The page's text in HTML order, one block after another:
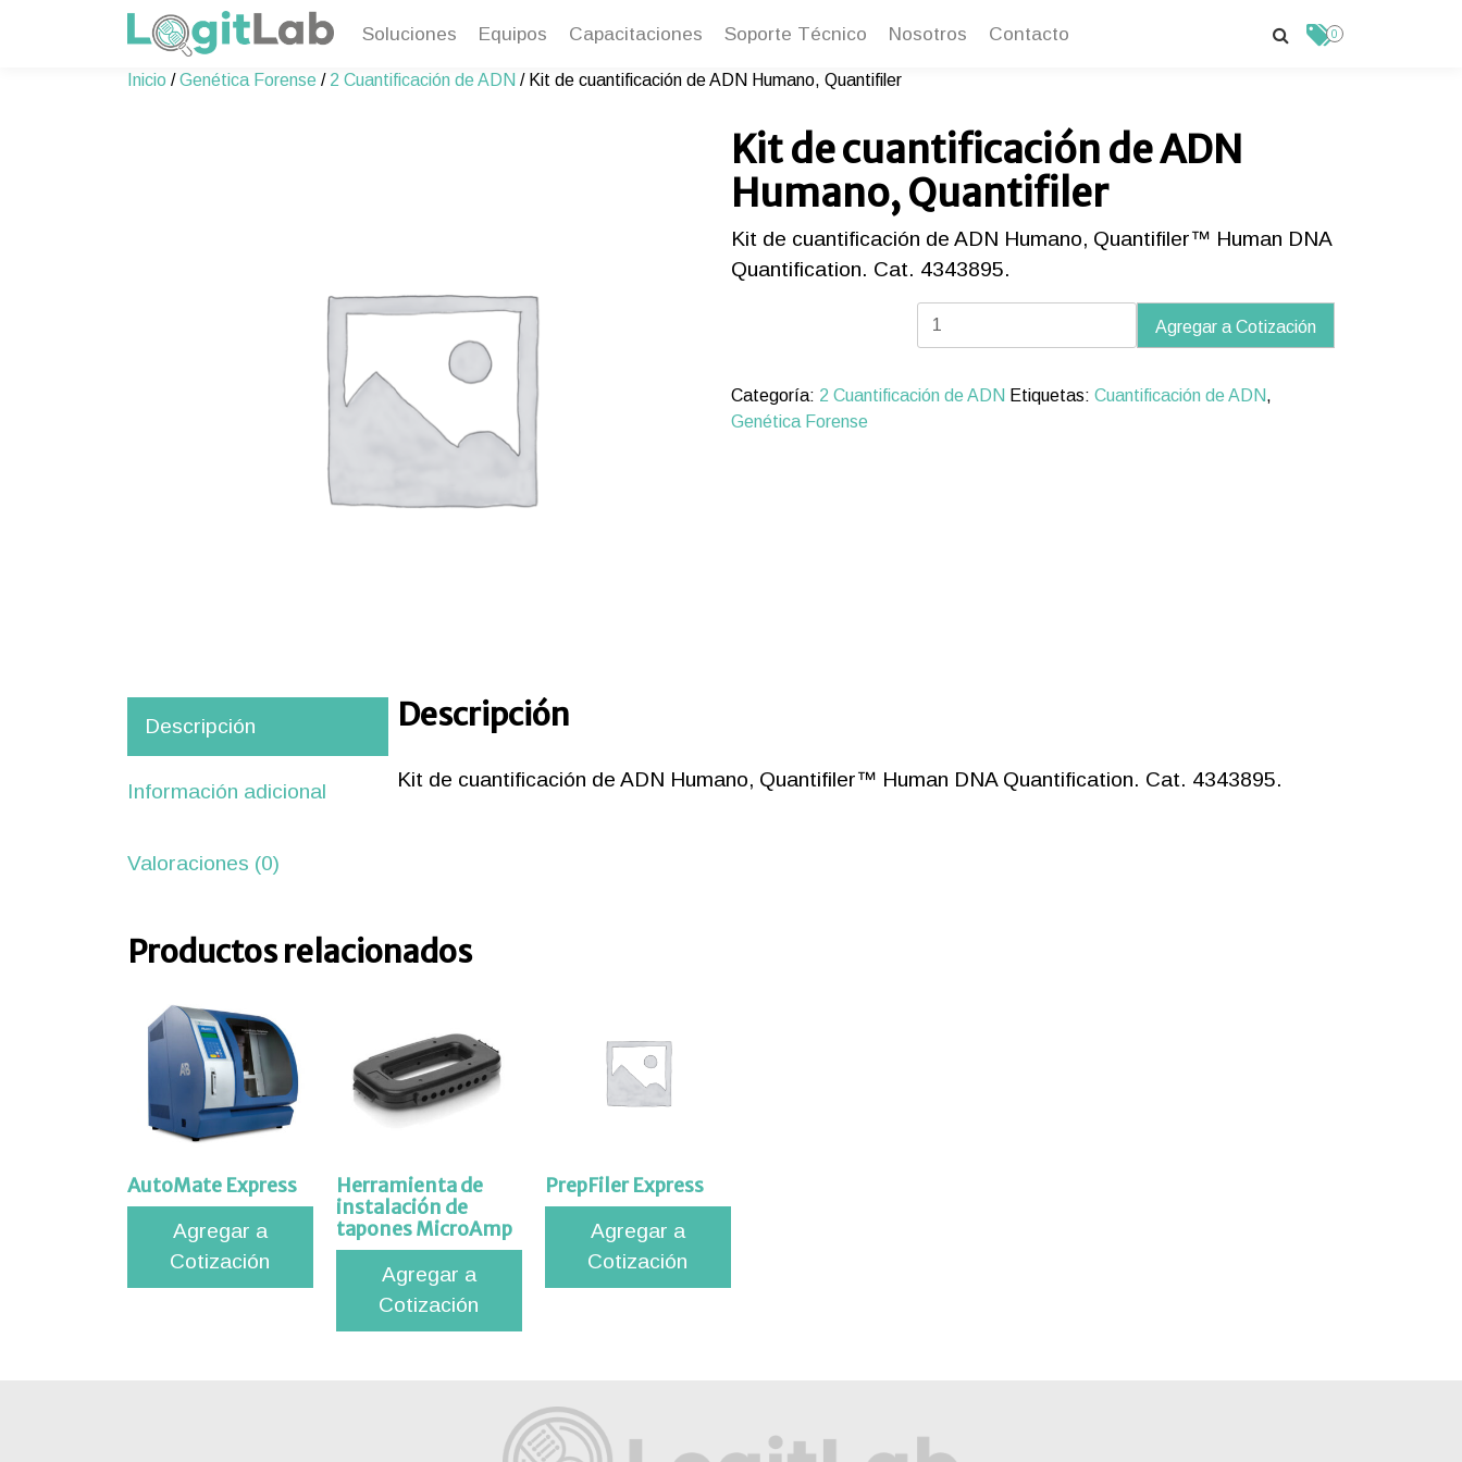
Soluciones Equipos Capacitaciones Soporte Técnico Nosotros Contacto 0
Inicio /Genética Forense / 2 Cuantificación de ADN / Kit de cuantificación de ADN Humano, Quantifiler
Kit de cuantificación de ADN
Humano, Quantifiler
Kit de cuantificación de ADN Humano, Quantifiler™ Human DNA
Quantification. Cat. 4343895.
Kit
de
Agregar a Cotización
Categoría: 2 Cuantificación de ADN Etiquetas: Cuantificación de ADN,
Genética Forense
Descripción
Información adicional
Valoraciones (0)
Descripción
Kit de cuantificación de ADN Humano, Quantifiler™ Human DNA Quantification. Cat. 4343895.
Productos relacionados
AutoMate Express
Agregar a
Cotización
Herramienta de
instalación de
tapones MicroAmp
Agregar a
Cotización
PrepFiler Express
Agregar a
Cotización